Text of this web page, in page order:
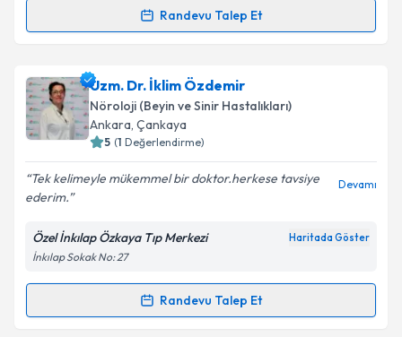
Kişisel verilerimin işlenmesine ilişkinAydınlatma
kapsamda işlenmesini kabul ediyorum.
Takvim Talebini Gönder
Randevu Talep Et
Randevu Takvimi Talebi
Prof. Dr. Hüseyin Nazlıkuliçin randevu takvimi talebi
oluşturun. Size bu uzmandan randevu almanız için bir
takvim hazırlandığında e-posta ile bilgilendireceğiz.
Kişisel verilerimin işlenmesine ilişkin
Aydınlatma
Metni'ni okudum ve kişisel verilerimin belirtilen
kapsamda işlenmesini kabul ediyorum.
Uzm. Dr. İklim Özdemir
Nöroloji (Beyin ve Sinir Hastalıkları)
Ankara, Çankaya
5 (1 Değerlendirme)
Tek kelimeyle mükemmel bir doktor.herkese tavsiye
ederim.
Devamı
Özel İnkılap Özkaya Tıp Merkezi Haritada Göster
İnkılap Sokak No: 27
Randevu Talep Et
Randevu Takvimi Talebi